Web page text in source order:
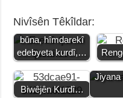
c
e
b
o
tt
er
at
s
A
p
e
n
g
Nivîsên Têkîldar:
126 saliya ji dayȋk
bȗna, hȋmdarekȋ
edebyeta kurdȋ,…
Biwêjên Kurdî…
Jiyana